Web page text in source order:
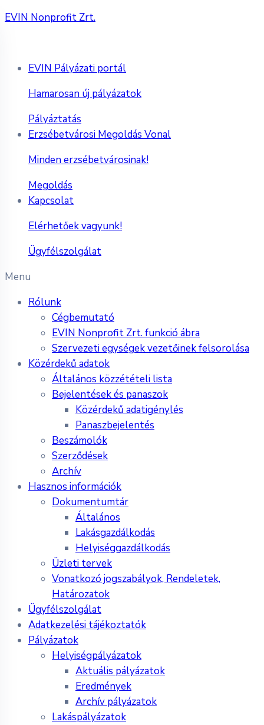
EVIN Nonprofit Zrt.
EVIN Pályázati portál
Hamarosan új pályázatok
Pályáztatás
Erzsébetvárosi Megoldás Vonal
Minden erzsébetvárosinak!
Megoldás
Kapcsolat
Elérhetőek vagyunk!
Ügyfélszolgálat
Menu
Rólunk
Cégbemutató
EVIN Nonprofit Zrt. funkció ábra
Szervezeti egységek vezetőinek felsorolása
Közérdekű adatok
Általános közzétételi lista
Bejelentések és panaszok
Közérdekű adatigénylés
Panaszbejelentés
Beszámolók
Szerződések
Archív
Hasznos információk
Dokumentumtár
Általános
Lakásgazdálkodás
Helyiséggazdálkodás
Üzleti tervek
Vonatkozó jogszabályok, Rendeletek,
Határozatok
Ügyfélszolgálat
Adatkezelési tájékoztatók
Pályázatok
Helyiségpályázatok
Aktuális pályázatok
Eredmények
Archív pályázatok
Lakáspályázatok